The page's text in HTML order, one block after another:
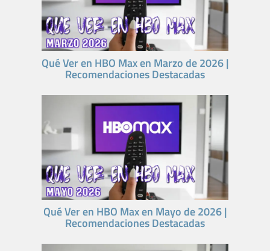
Qué Ver en HBO Max en Marzo de 2026 |
Recomendaciones Destacadas
Qué Ver en HBO Max en Mayo de 2026 |
Recomendaciones Destacadas